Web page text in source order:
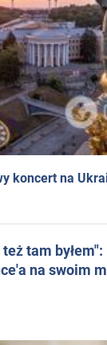
koncert na
tam
na swoim